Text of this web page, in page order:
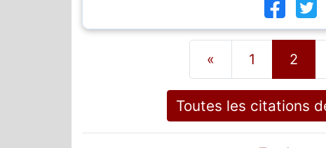
« 1 2
Toutes les citations